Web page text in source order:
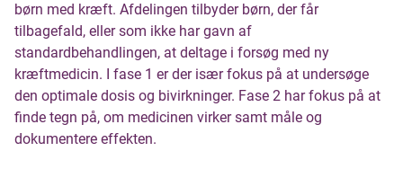
børn med kræft. Afdelingen tilbyder børn, der får
tilbagefald, eller som ikke har gavn af
standardbehandlingen, at deltage i forsøg med ny
kræftmedicin. I fase 1 er der især fokus på at undersøge
den optimale dosis og bivirkninger. Fase 2 har fokus på at
finde tegn på, om medicinen virker samt måle og
dokumentere effekten.